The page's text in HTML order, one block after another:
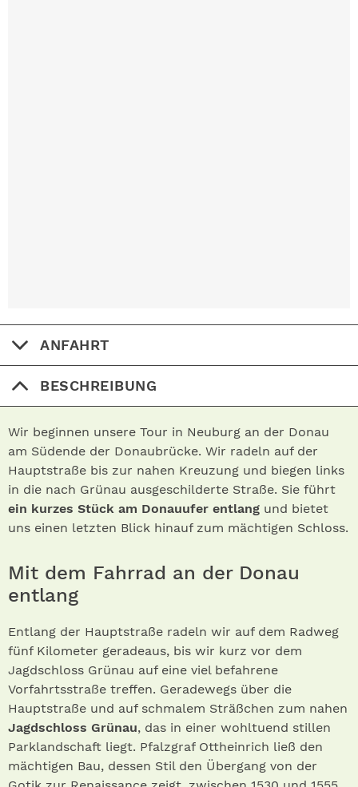
ANFAHRT
BESCHREIBUNG
Wir beginnen unsere Tour in Neuburg an der Donau
am Südende der Donaubrücke. Wir radeln auf der
Hauptstraße bis zur nahen Kreuzung und biegen links
in die nach Grünau ausgeschilderte Straße. Sie führt
ein kurzes Stück am Donauufer entlang und bietet
uns einen letzten Blick hinauf zum mächtigen Schloss.
Mit dem Fahrrad an der Donau
entlang
Entlang der Hauptstraße radeln wir auf dem Radweg
fünf Kilometer geradeaus, bis wir kurz vor dem
Jagdschloss Grünau auf eine viel befahrene
Vorfahrtsstraße treffen. Geradewegs über die
Hauptstraße und auf schmalem Sträßchen zum nahen
Jagdschloss Grünau, das in einer wohltuend stillen
Parklandschaft liegt. Pfalzgraf Ottheinrich ließ den
mächtigen Bau, dessen Stil den Übergang von der